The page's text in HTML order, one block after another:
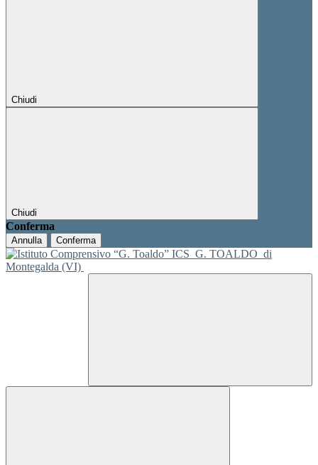
Chiudi
Chiudi
Conferma
Annulla Conferma
ICS G. TOALDO di
Montegalda (VI)